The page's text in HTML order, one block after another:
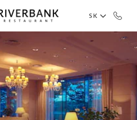
SK